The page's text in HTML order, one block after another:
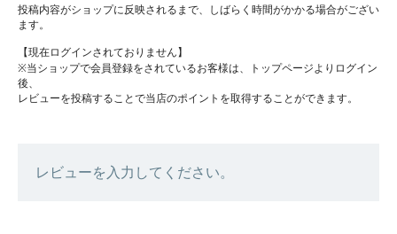
投稿内容がショップに反映されるまで、しばらく時間がかかる場合がござい
ます。
【現在ログインされておりません】
※当ショップで会員登録をされているお客様は、トップページよりログイン
後、
レビューを投稿することで当店のポイントを取得することができます。
レビューを入力してください。